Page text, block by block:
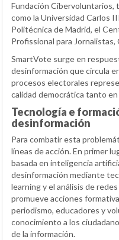
Fundación Cibervoluntarios,
como la Universidad Carlos
Politécnica de Madrid, el
Profissional para Jornalistas,
SmartVote surge en
desinformación que circula
procesos electorales
calidad democrática tanto
Tecnología e
desinformación
Para combatir esta
líneas de acción. En primer
basada en inteligencia
desinformación mediante
learning y el análisis de
promueve acciones
periodismo, educadores y
conocimiento a los
de la información.